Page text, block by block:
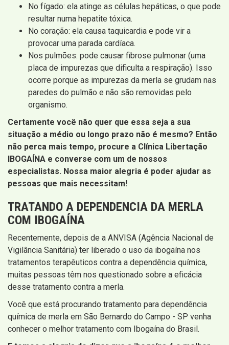
No fígado: ela atinge as células hepáticas, o que pode
resultar numa hepatite tóxica.
No coração: ela causa taquicardia e pode vir a
provocar uma parada cardíaca.
Nos pulmões: pode causar fibrose pulmonar (uma
placa de impurezas que dificulta a respiração). Isso
ocorre porque as impurezas da merla se grudam nas
paredes do pulmão e não são removidas pelo
organismo.
Certamente você não quer que essa seja a sua
situação a médio ou longo prazo não é mesmo? Então
não perca mais tempo, procure a Clínica Libertação
IBOGAÍNA e converse com um de nossos
especialistas. Nossa maior alegria é poder ajudar as
pessoas que mais necessitam!
TRATANDO A DEPENDENCIA DA MERLA
COM IBOGAÍNA
Recentemente, depois de a ANVISA (Agência Nacional de
Vigilância Sanitária) ter liberado o uso da ibogaína nos
tratamentos terapêuticos contra a dependência química,
muitas pessoas têm nos questionado sobre a eficácia
desse tratamento contra a merla.
Você que está procurando tratamento para dependência
química de merla em São Bernardo do Campo - SP venha
conhecer o melhor tratamento com Ibogaína do Brasil.